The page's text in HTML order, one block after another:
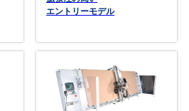
エントリーモデル